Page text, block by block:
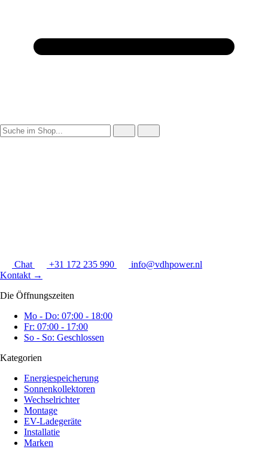
Chat +31 172 235 990
info@vdhpower.nl
Kontakt →
Die Öffnungszeiten
Mo - Do: 07:00 - 18:00
Fr: 07:00 - 17:00
So - So: Geschlossen
Kategorien
Energiespeicherung
Sonnenkollektoren
Wechselrichter
Montage
EV-Ladegeräte
Installatie
Marken